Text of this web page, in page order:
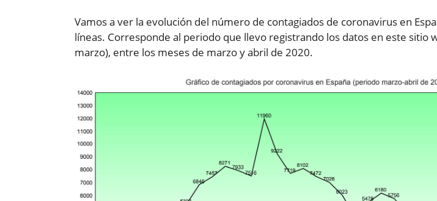
Vamos a ver la evolución del número de contagiados de coronavirus en
líneas. Corresponde al periodo que llevo registrando los datos en este sitio
marzo), entre los meses de marzo y abril de 2020.